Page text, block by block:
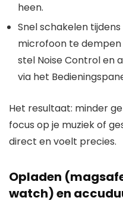
heen.
Snel schakelen
microfoon te
stel Noise Control en
via het
Het resultaat: minder
focus op je muziek of
direct en voelt precies.
Opladen
watch) en